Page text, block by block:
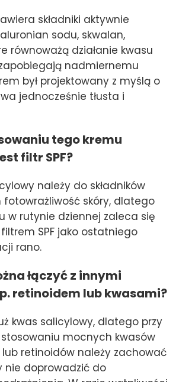
składniki aktywnie
sodu, skwalan,
równoważą działanie kwasu
nadmiernemu
był projektowany z myślą o
jednocześnie tłusta i
tego kremu
filtr SPF?
należy do składników
fotowrażliwość skóry, dlatego
w rutynie dziennej zaleca się
SPF jako ostatniego
rano.
łączyć z innymi
retinoidem lub kwasami?
kwas salicylowy, dlatego przy
mocnych kwasów
lub retinoidów należy zachować
nie doprowadzić do